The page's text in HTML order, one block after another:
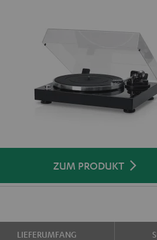
ZUM PRODUKT
LIEFERUMFANG